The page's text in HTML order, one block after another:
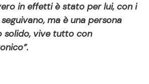
in effetti è stato per lui, con i
ma è una persona
solido, vive tutto con